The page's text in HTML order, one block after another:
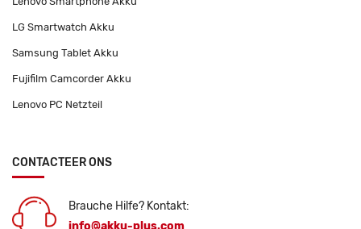
LG Smartwatch Akku
Samsung Tablet Akku
Fujifilm Camcorder Akku
Lenovo PC Netzteil
CONTACTEER ONS
Brauche Hilfe? Kontakt: